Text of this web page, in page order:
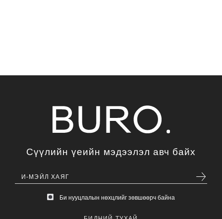
Сүүлийн үеийн мэдээлэл авч байх
Би нууцлалын нөхцлийг зөвшөөрч байна